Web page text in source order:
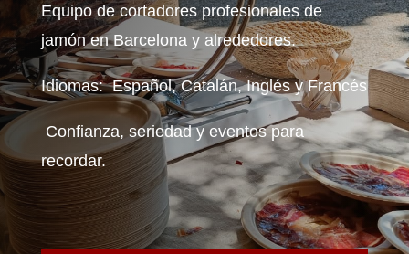
Equipo de cortadores profesionales de
jamón en Barcelona y alrededores.
Idiomas: Español, Catalán, Inglés y Francés
Confianza, seriedad y eventos para
recordar.